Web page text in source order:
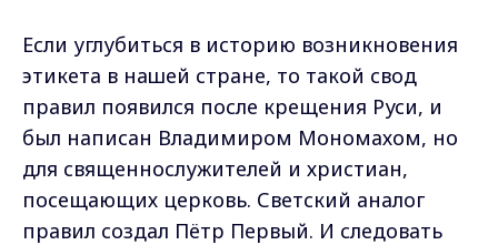
Если углубиться в историю возникновения
этикета в нашей стране, то такой свод
правил появился после крещения Руси, и
был написан Владимиром Мономахом, но
для священнослужителей и христиан,
посещающих церковь. Светский аналог
правил создал Пётр Первый. И следовать